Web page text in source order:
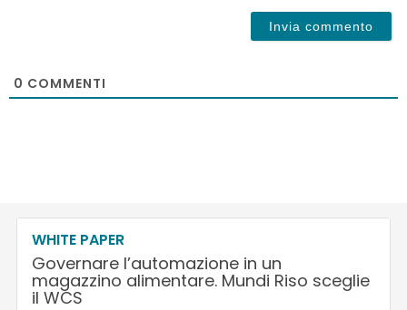
0 COMMENTI
WHITE PAPER
Governare l’automazione in un
magazzino alimentare. Mundi Riso sceglie
il WCS